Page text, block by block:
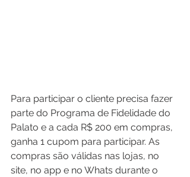
Para participar o cliente precisa fazer
parte do Programa de Fidelidade do
Palato e a cada R$ 200 em compras,
ganha 1 cupom para participar. As
compras são válidas nas lojas, no
site, no app e no Whats durante o